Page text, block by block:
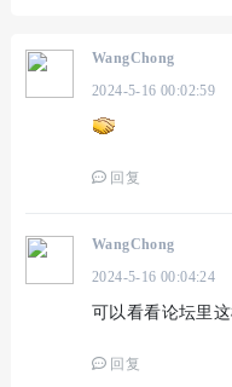
WangChong
2024-5-16 00:02:59
回复
WangChong
2024-5-16 00:04:24
可以看看论坛里
回复